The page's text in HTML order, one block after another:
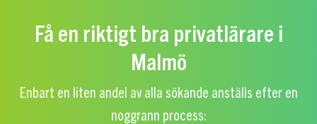
Få en riktigt bra privatlärare i
Malmö
Enbart en liten andel av alla sökande anställs efter en
noggrann process: